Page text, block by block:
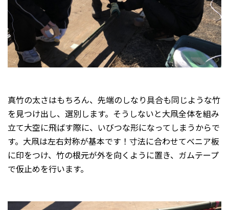
真竹の太さはもちろん、先端のしなり具合も同じような竹
を見つけ出し、選別します。そうしないと大凧全体を組み
立て大空に飛ばす際に、いびつな形になってしまうからで
す。大凧は左右対称が基本です！寸法に合わせてべニア板
に印をつけ、竹の根元が外を向くように置き、ガムテープ
で仮止めを行います。